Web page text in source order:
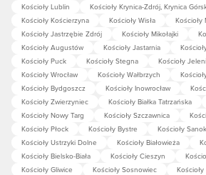
Kościoły Lublin
Kościoły Krynica-Zdrój, Krynica
Kościoły Kościerzyna
Kościoły Wisła
Kościoły
Kościoły Jastrzębie Zdrój
Kościoły Mikołajki
Kościoły Augustów
Kościoły Jastarnia
Kościoły Puck
Kościoły Stegna
Kościoły
Kościoły Wrocław
Kościoły Wałbrzych
Kościoły Bydgoszcz
Kościoły Inowrocław
Kościoły Zwierzyniec
Kościoły Białka Tatrzańska
Kościoły Nowy Targ
Kościoły Szczawnica
Kościoły Płock
Kościoły Bystre Kościoły Sanok
Kościoły Ustrzyki Dolne
Kościoły Białowieża
Kościoły Bielsko-Biała
Kościoły Cieszyn
Kościoły Gliwice
Kościoły Sosnowiec